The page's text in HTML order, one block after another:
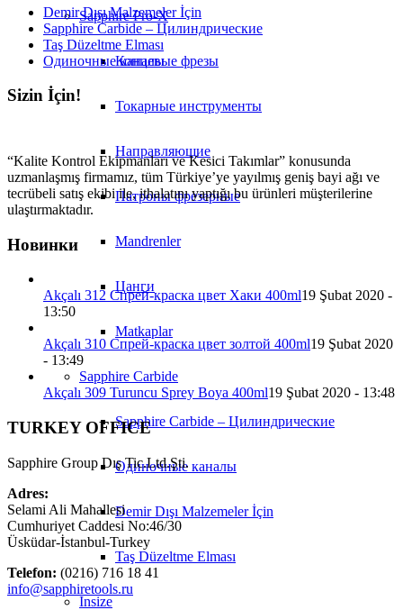
Sapphire Pro-X
Концевые фрезы
Токарные инструменты
Направляющие
Патроны фрезерные
Mandrenler
Цанги
Matkaplar
Sapphire Carbide
Sapphire Carbide – Цилиндрические
Одиночные каналы
Demir Dışı Malzemeler İçin
Taş Düzeltme Elması
Insize
Demir Dışı Malzemeler İçin
Sapphire Carbide – Цилиндрические
Taş Düzeltme Elması
Одиночные каналы
Sizin İçin!
“Kalite Kontrol Ekipmanları ve Kesici Takımlar” konusunda
uzmanlaşmış firmamız, tüm Türkiye’ye yayılmış geniş bayi ağı ve
tecrübeli satış ekibi ile, ithalatını yaptığı bu ürünleri müşterilerine
ulaştırmaktadır.
Новинки
Akçalı 312 Спрей-краска цвет Хаки 400ml19 Şubat 2020 -
13:50
Akçalı 310 Спрей-краска цвет золтой 400ml19 Şubat 2020
- 13:49
Akçalı 309 Turuncu Sprey Boya 400ml19 Şubat 2020 - 13:48
TURKEY OFFICE
Sapphire Group Dış Tic.Ltd.Şti.
Adres:
Selami Ali Mahallesi
Cumhuriyet Caddesi No:46/30
Üsküdar-İstanbul-Turkey
Telefon: (0216) 716 18 41
info@sapphiretools.ru